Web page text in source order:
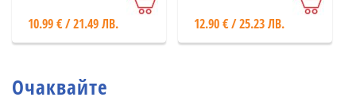
10.99 € / 21.49 ЛВ.
български
обичаи, които
12.90 € / 25.23 ЛВ.
Очаквайте